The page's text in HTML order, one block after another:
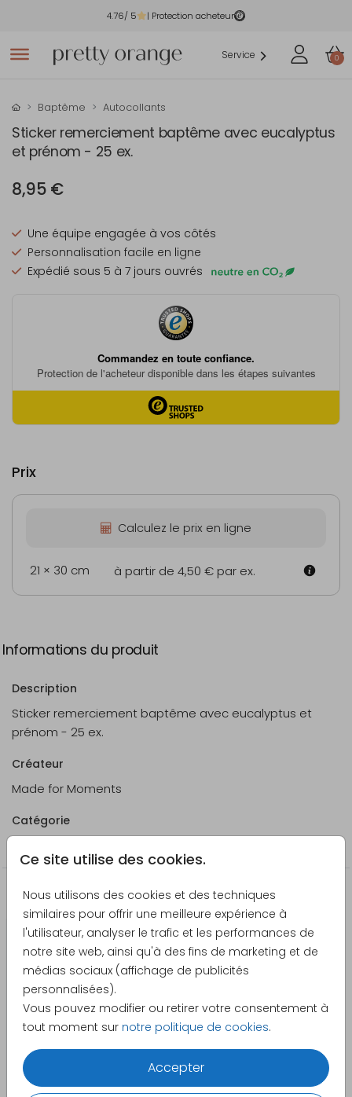
4.76/ 5 | Protection acheteur
Service 0
Ce site utilise des cookies.
Nous utilisons des cookies et des techniques
similaires pour offrir une meilleure expérience à
l'utilisateur, analyser le trafic et les performances de
notre site web, ainsi qu'à des fins de marketing et de
médias sociaux (affichage de publicités
personnalisées).
Vous pouvez modifier ou retirer votre consentement à
tout moment sur notre politique de cookies.
Accepter
Baptême Autocollants
Sticker remerciement baptême avec eucalyptus
et prénom - 25 ex.
8,95 €
Une équipe engagée à vos côtés
Personnalisation facile en ligne
Expédié sous 5 à 7 jours ouvrés
Prix
Calculez le prix en ligne
21 × 30 cm à partir de 4,50 € par ex.
Informations du produit
Description
Sticker remerciement baptême avec eucalyptus et
prénom - 25 ex.
Créateur
Made for Moments
Catégorie
Produits qui pourraient vous intéresser